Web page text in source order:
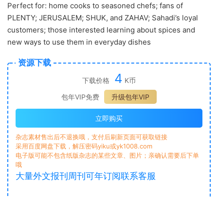
Perfect for: home cooks to seasoned chefs; fans of
PLENTY; JERUSALEM; SHUK, and ZAHAV; Sahadi’s loyal
customers; those interested learning about spices and
new ways to use them in everyday dishes
资源下载
下载价格 4 K币
包年VIP免费
升级包年VIP
立即购买
杂志素材售出后不退换哦，支付后刷新页面可获取链接
采用百度网盘下载，解压密码yiku或yk1008.com
电子版可能不包含纸版杂志的某些文章、图片；亲确认需要后下单
哦
大量外文报刊周刊可年订阅联系客服